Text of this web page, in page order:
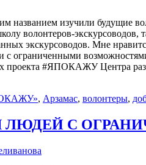
названием изучили будущие
волонтеров-экскурсоводов,
экскурсоводов. Мне
с ограниченными
проекта #ЯПОКАЖУ Центра
, Арзамас, волонтеры,
ЛЮДЕЙ С